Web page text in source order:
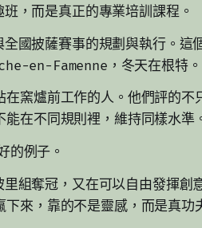
而是真正的專業培訓課程。
披薩賽事的規劃與執行。這
en-Famenne，冬天在根特。
窯爐前工作的人。他們評的不
在不同規則裡，維持同樣水準
例子。
奪冠，又在可以自由發揮創
來，靠的不是靈感，而是真功